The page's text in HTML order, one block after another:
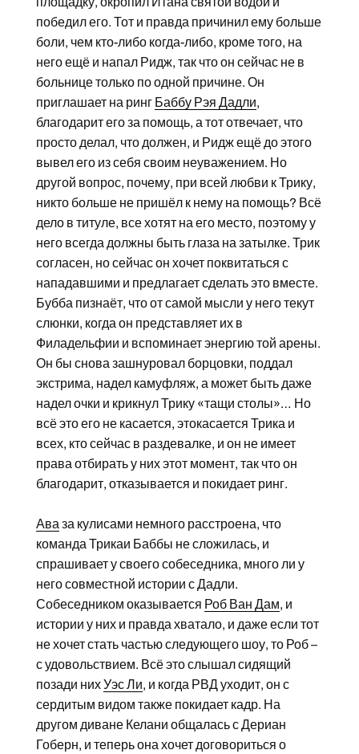
победил его. Тот и правда причинил ему больше
боли, чем кто-либо когда-либо, кроме того, на
него ещё и напал Ридж, так что он сейчас не в
больнице только по одной причине. Он
приглашает на ринг Баббу Рэя Дадли,
благодарит его за помощь, а тот отвечает, что
просто делал, что должен, и Ридж ещё до этого
вывел его из себя своим неуважением. Но
другой вопрос, почему, при всей любви к Трику,
никто больше не пришёл к нему на помощь? Всё
дело в титуле, все хотят на его место, поэтому у
него всегда должны быть глаза на затылке. Трик
согласен, но сейчас он хочет поквитаться с
нападавшими и предлагает сделать это вместе.
Бубба пизнаёт, что от самой мысли у него текут
слюнки, когда он представляет их в
Филадельфии и вспоминает энергию той арены.
Он бы снова зашнуровал борцовки, поддал
экстрима, надел камуфляж, а может быть даже
надел очки и крикнул Трику «тащи столы»… Но
всё это его не касается, этокасается Трика и
всех, кто сейчас в раздевалке, и он не имеет
права отбирать у них этот момент, так что он
благодарит, отказывается и покидает ринг.
Ава за кулисами немного расстроена, что
команда Трикаи Баббы не сложилась, и
спрашивает у своего собеседника, много ли у
него совместной истории с Дадли.
Собеседником оказывается Роб Ван Дам, и
истории у них и правда хватало, и даже если тот
не хочет стать частью следующего шоу, то Роб –
с удовольствием. Всё это слышал сидящий
позади нихУэс Ли, и когда РВД уходит, он с
сердитым видом также покидает кадр. На
другом диване Келани общалась с Дериан
Гоберн, и теперь она хочет договориться о